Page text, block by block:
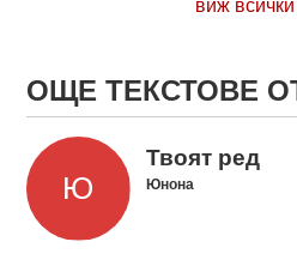
виж
ОЩЕ ТЕКСТОВЕ
Твоят ред
Юнона